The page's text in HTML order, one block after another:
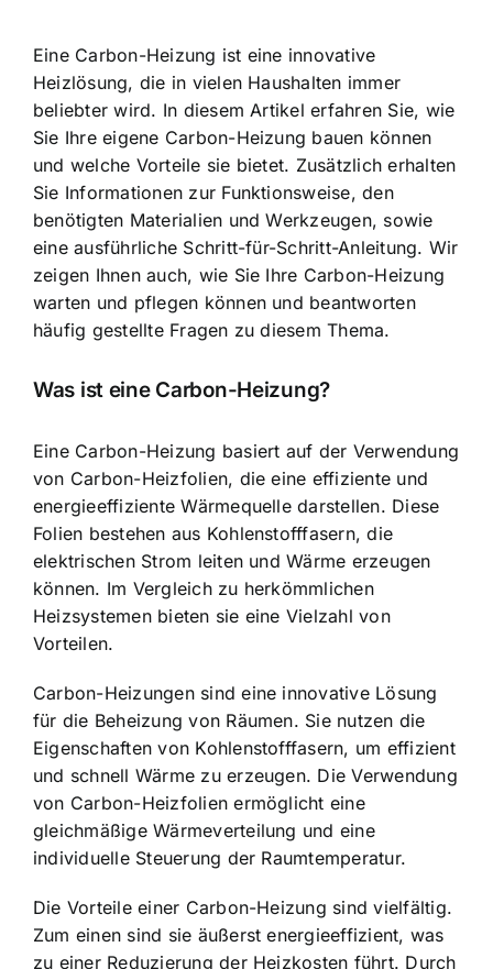
Eine Carbon-Heizung ist eine innovative
Heizlösung, die in vielen Haushalten immer
beliebter wird. In diesem Artikel erfahren Sie, wie
Sie Ihre eigene Carbon-Heizung bauen können
und welche Vorteile sie bietet. Zusätzlich erhalten
Sie Informationen zur Funktionsweise, den
benötigten Materialien und Werkzeugen, sowie
eine ausführliche Schritt-für-Schritt-Anleitung. Wir
zeigen Ihnen auch, wie Sie Ihre Carbon-Heizung
warten und pflegen können und beantworten
häufig gestellte Fragen zu diesem Thema.
Was ist eine Carbon-Heizung?
Eine Carbon-Heizung basiert auf der Verwendung
von Carbon-Heizfolien, die eine effiziente und
energieeffiziente Wärmequelle darstellen. Diese
Folien bestehen aus Kohlenstofffasern, die
elektrischen Strom leiten und Wärme erzeugen
können. Im Vergleich zu herkömmlichen
Heizsystemen bieten sie eine Vielzahl von
Vorteilen.
Carbon-Heizungen sind eine innovative Lösung
für die Beheizung von Räumen. Sie nutzen die
Eigenschaften von Kohlenstofffasern, um effizient
und schnell Wärme zu erzeugen. Die Verwendung
von Carbon-Heizfolien ermöglicht eine
gleichmäßige Wärmeverteilung und eine
individuelle Steuerung der Raumtemperatur.
Die Vorteile einer Carbon-Heizung sind vielfältig.
Zum einen sind sie äußerst energieeffizient, was
zu einer Reduzierung der Heizkosten führt. Durch